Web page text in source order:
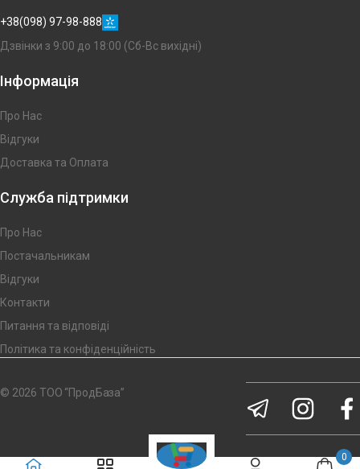
0
+38(098) 97-98-888
Дзвінки з 9:00 до 18:00 (Сб-Вс вихідні)
Інформація
Про Нас
Відгуки
Доставка та Оплата
Служба підтримки
Про Нас
Постачальникам
Відгуки
Контакти
Питання та відповіді
Політика та конфіденційність
© 2026 ТОО “ПродБаза”